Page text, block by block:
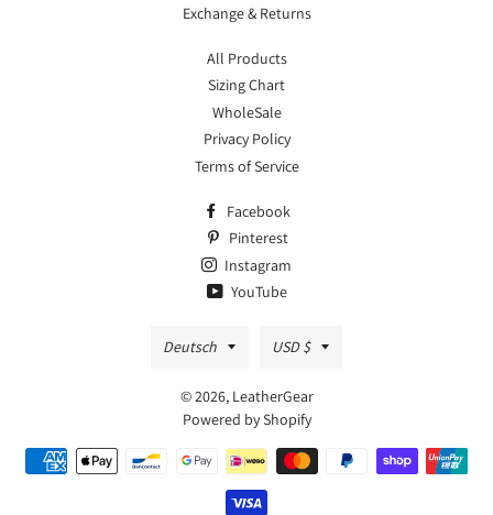
Exchange & Returns
All Products
Sizing Chart
WholeSale
Privacy Policy
Terms of Service
Facebook
Pinterest
Instagram
YouTube
Sprache
Deutsch Währung
USD $
© 2026, LeatherGear
Powered by Shopify
Zahlungsmethoden